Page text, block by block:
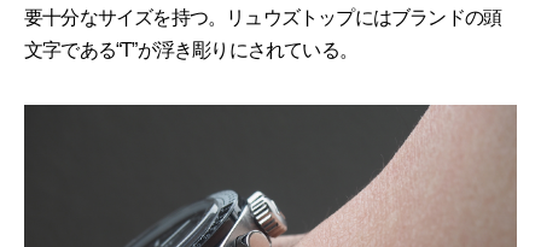
要十分なサイズを持つ。リュウズトップにはブランドの頭
文字である“T”が浮き彫りにされている。